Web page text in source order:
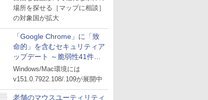
場所を探せる［マップに相談］
の対象国が拡大
「Google Chrome」に「致
命的」を含むセキュリティア
ップデート ～脆弱性41件に
対処
Windows/Mac環境には
v151.0.7922.108/.109が展開中
老舗のマウスユーティリティ